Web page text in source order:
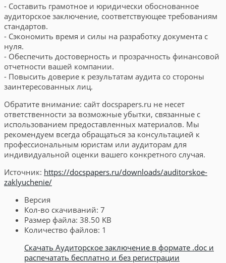
- Составить грамотное и юридически обоснованное
аудиторское заключение, соответствующее требованиям
стандартов.
- Сэкономить время и силы на разработку документа с
нуля.
- Обеспечить достоверность и прозрачность финансовой
отчетности вашей компании.
- Повысить доверие к результатам аудита со стороны
заинтересованных лиц.
Обратите внимание: сайт docspapers.ru не несет
ответственности за возможные убытки, связанные с
использованием предоставленных материалов. Мы
рекомендуем всегда обращаться за консультацией к
профессиональным юристам или аудиторам для
индивидуальной оценки вашего конкретного случая.
Источник: https://docspapers.ru/downloads/auditorskoe-
zaklyuchenie/
Версия
Кол-во скачиваний: 7
Размер файла: 38.50 KB
Количество файлов: 1
Скачать Аудиторское заключение в формате .doc и
распечатать бесплатно и без регистрации